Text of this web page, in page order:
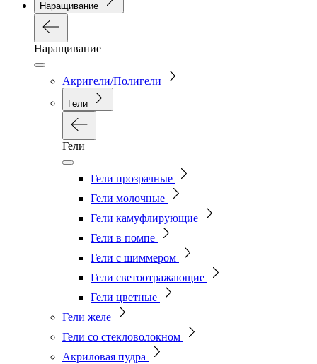
Наращивание
Наращивание
Акригели/Полигели
Гели
Гели
Гели прозрачные
Гели молочные
Гели камуфлирующие
Гели в помпе
Гели с шиммером
Гели светоотражающие
Гели цветные
Гели желе
Гели со стекловолокном
Акриловая пудра